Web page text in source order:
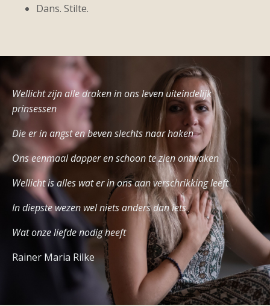
Dans. Stilte.
Wellicht zijn alle draken in ons leven uiteindelijk
prinsessen
Die er in angst en beven slechts naar haken
Ons eenmaal dapper en schoon te zien ontwaken
Wellicht is alles wat er in ons aan verschrikking leeft
In diepste wezen wel niets anders dan iets
Wat onze liefde nodig heeft
Rainer Maria Rilke